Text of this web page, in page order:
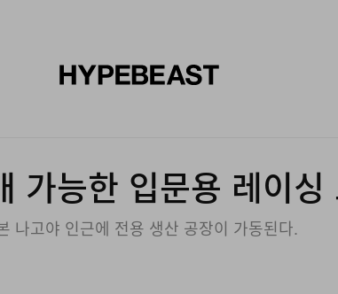
가능한 입문용 레이
나고야 인근에 전용 생산 공장이 가동된다.